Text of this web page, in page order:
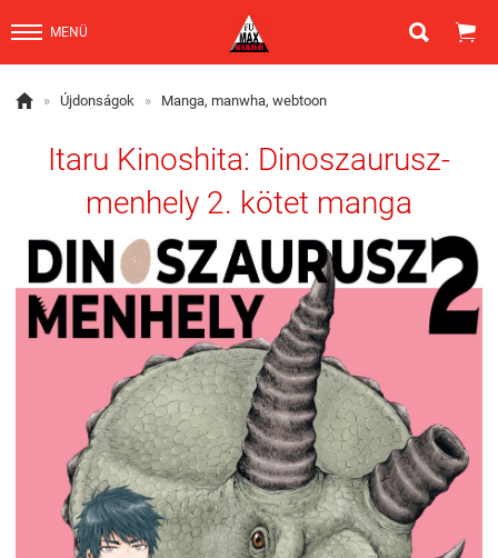
MENÜ  
 » Újdonságok » Manga, manwha, webtoon
Itaru Kinoshita: Dinoszaurusz-
menhely 2. kötet manga